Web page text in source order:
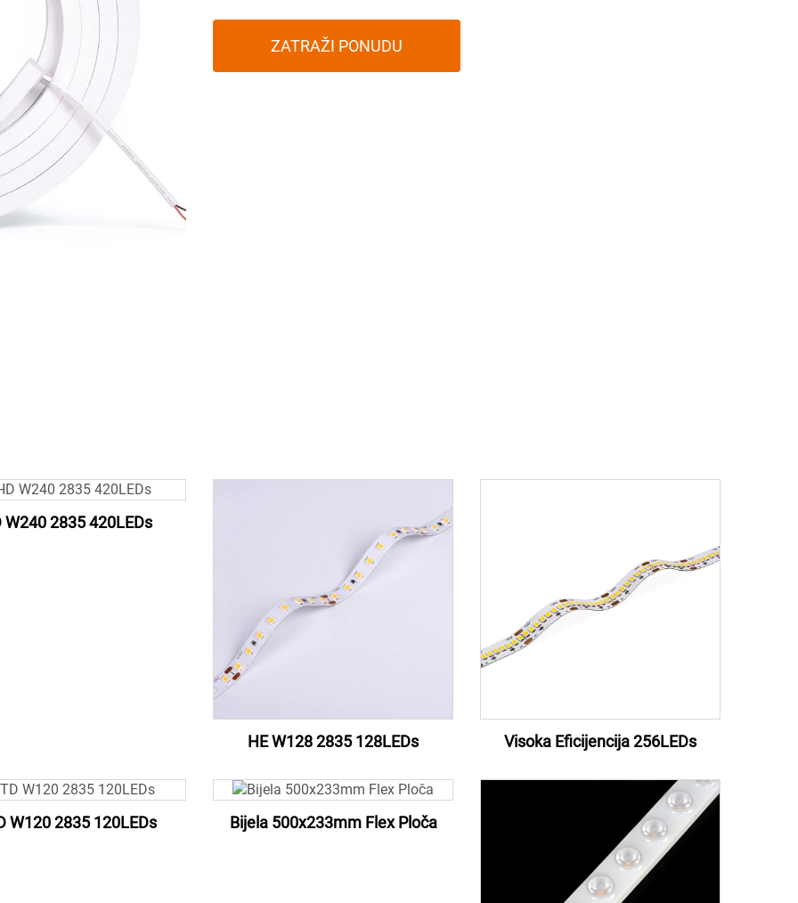
ZATRAŽI PONUDU
W240 2835 420LEDs
HE W128 2835 128LEDs Visoka Eficijencija 256LEDs
W120 2835 120LEDs Bijela 500x233mm Flex Ploča